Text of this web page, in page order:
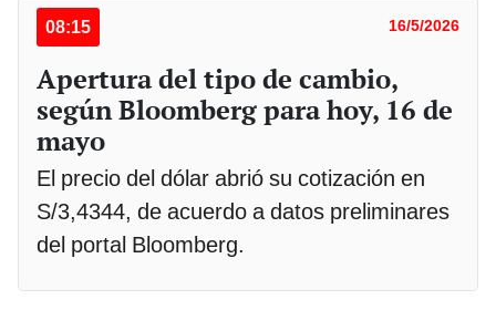
08:15 16/5/2026
Apertura del tipo de cambio,
según Bloomberg para hoy, 16 de
mayo
El precio del dólar abrió su cotización en
S/3,4344, de acuerdo a datos preliminares
del portal Bloomberg.